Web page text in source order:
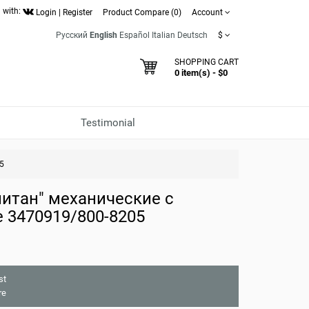
with: Login Register Product Compare (0) Account
Русский English Español Italian Deutsch $
SHOPPING CART
0 item(s) - $0
Testimonial
механические с
800-8205